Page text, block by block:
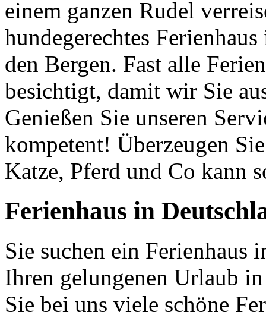
einem ganzen Rudel
hundegerechtes
den Bergen. Fast alle
besichtigt, damit wir Sie
Genießen Sie unseren
kompetent! Überzeugen
Katze, Pferd und Co kann
Ferienhaus in
Sie suchen ein Ferienhaus
Ihren gelungenen Urlaub
Sie bei uns viele schöne